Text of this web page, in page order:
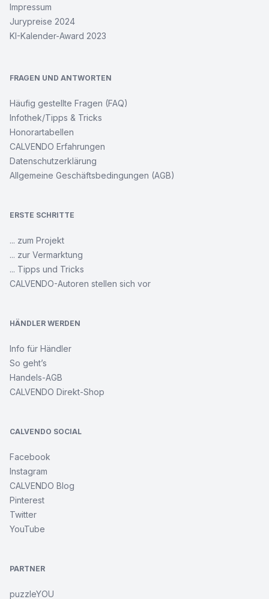
Impressum
Jurypreise 2024
KI-Kalender-Award 2023
FRAGEN UND ANTWORTEN
Häufig gestellte Fragen (FAQ)
Infothek/Tipps & Tricks
Honorartabellen
CALVENDO Erfahrungen
Datenschutzerklärung
Allgemeine Geschäftsbedingungen (AGB)
ERSTE SCHRITTE
... zum Projekt
... zur Vermarktung
... Tipps und Tricks
CALVENDO-Autoren stellen sich vor
HÄNDLER WERDEN
Info für Händler
So geht’s
Handels-AGB
CALVENDO Direkt-Shop
CALVENDO SOCIAL
Facebook
Instagram
CALVENDO Blog
Pinterest
Twitter
YouTube
PARTNER
puzzleYOU